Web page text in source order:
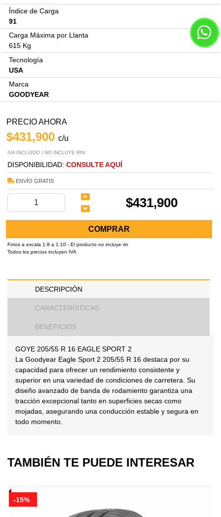
Índice de Carga
91
Carga Máxima por Llanta
615 Kg
Tecnología
USA
Marca
GOODYEAR
PRECIO AHORA
$431,900 c/u
IVA INCLUIDO | NO INCLUYE RIN
DISPONIBILIDAD: CONSULTE AQUÍ
ENVÍO GRATIS
$431,900
COMPRAR
Fotos a escala 1:8 a 1:10 - El producto no incluye rin
Todos los precios incluyen IVA
DESCRIPCIÓN
CARACTERÍSTICAS
BENEFICIOS
GOYE 205/55 R 16 EAGLE SPORT 2
La Goodyear Eagle Sport 2 205/55 R 16 destaca por su
capacidad para ofrecer un rendimiento consistente y
superior en una variedad de condiciones de carretera. Su
diseño avanzado de banda de rodamiento garantiza una
tracción excepcional tanto en superficies secas como
mojadas, asegurando una conducción estable y segura en
todo momento.
TAMBIÉN TE PUEDE INTERESAR
-15%